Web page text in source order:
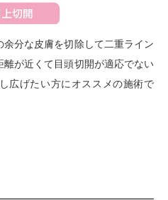
分な皮膚を切除して二重ライン
が近くて目頭切開が適応でない
広げたい方にオススメの施術で